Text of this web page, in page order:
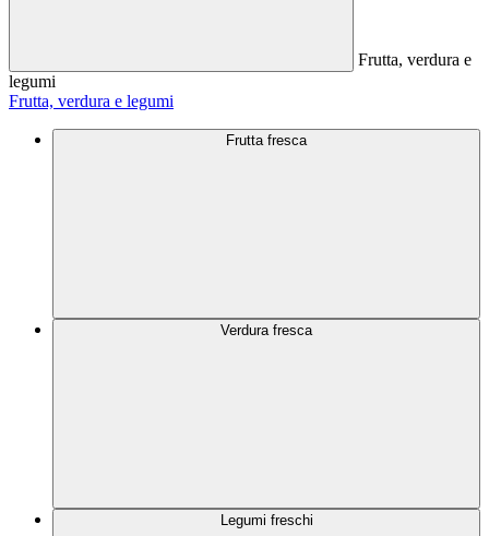
Frutta, verdura e
legumi
Frutta, verdura e legumi
Frutta fresca
Verdura fresca
Legumi freschi